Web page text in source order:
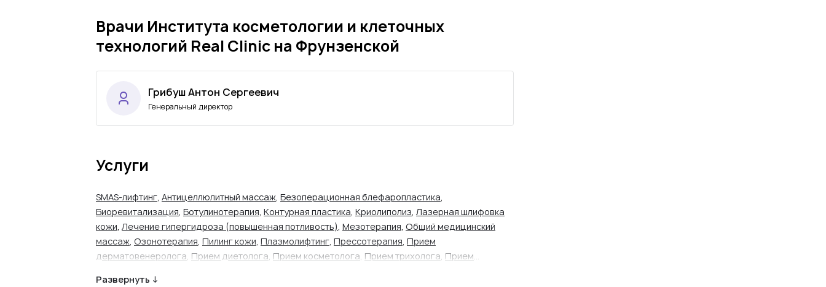
Врачи Института косметологии и клеточных
технологий Real Clinic на Фрунзенской
Грибуш Антон Сергеевич
Генеральный директор
Услуги
SMAS-лифтинг, Антицеллюлитный массаж, Безоперационная блефаропластика,
Биоревитализация, Ботулинотерапия, Контурная пластика, Криолиполиз, Лазерная шлифовка
кожи, Лечение гипергидроза (повышенная потливость), Мезотерапия, Общий медицинский
массаж, Озонотерапия, Пилинг кожи, Плазмолифтинг, Прессотерапия, Прием
дерматовенеролога, Прием диетолога, Прием косметолога, Прием трихолога, Прием
Развернуть ↓